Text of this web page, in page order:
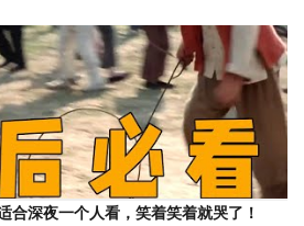
合深夜一个人看，笑着笑着就哭了！